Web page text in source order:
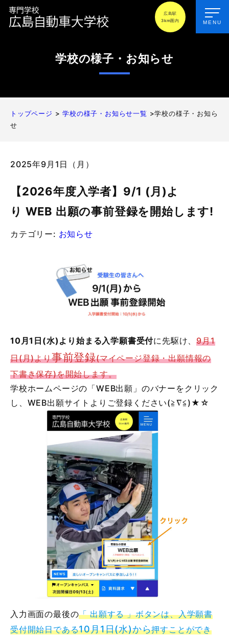
MENU
広島駅
3km圏内
学校の様子・お知らせ
トップページ >学校の様子・お知らせ一覧 >学校の様子・お知ら
せ
2025年9月1日（月）
【2026年度入学者】9/1 (月)よ
り WEB 出願の事前登録を開始します!
カテゴリー: お知らせ
10月1日(水)より始まる入学願書受付に先駆け、9月1
日(月)より事前登録(マイページ登録・出願情報の
下書き保存)を開始します。
学校ホームページの「WEB出願」のバナーをクリック
し、WEB出願サイトよりご登録ください(≧∇≦)★☆
入力画面の最後の「 出願する 」ボタンは、入学願書
受付開始日である10月1日(水)から押すことができ